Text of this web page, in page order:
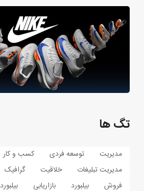
تگ ها
مدیریت توسعه فردی کسب و کار
مدیریت تبلیغات
خلاقیت گرافیک
فروش
بیلبورد بازاریابی بیلبورد